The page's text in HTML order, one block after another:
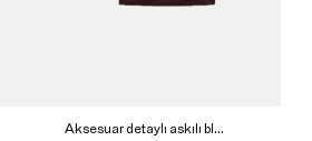
Aksesuar detaylı askılı bluz